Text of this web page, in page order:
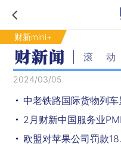
财新mini+
滚
2024/03/05
中老铁路国际货物列
2月财新中国服务业
欧盟对苹果公司罚款